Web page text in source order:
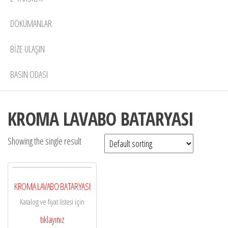
DÖKÜMANLAR
BIZE ULAŞIN
BASIN ODASI
KROMA LAVABO BATARYASI
Showing the single result
KROMA LAVABO BATARYASI
Katalog ve fiyat listesi için
tıklayınız